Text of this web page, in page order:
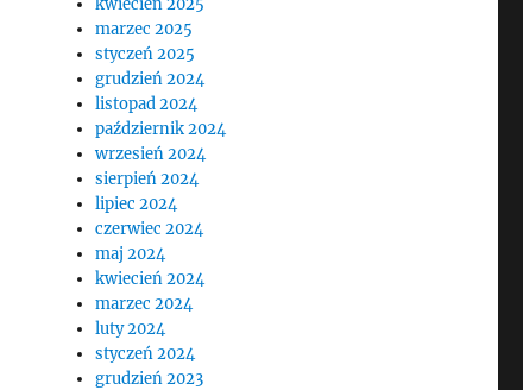
kwiecień 2025
marzec 2025
styczeń 2025
grudzień 2024
listopad 2024
październik 2024
wrzesień 2024
sierpień 2024
lipiec 2024
czerwiec 2024
maj 2024
kwiecień 2024
marzec 2024
luty 2024
styczeń 2024
grudzień 2023